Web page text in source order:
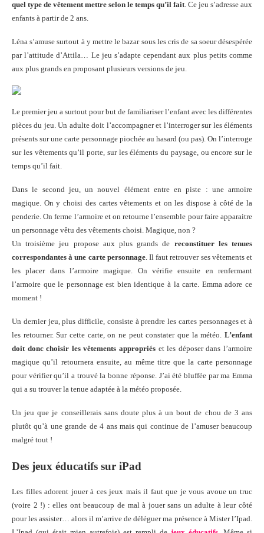
quel type de vêtement mettre selon le temps qu’il fait. Ce jeu s’adresse aux
enfants à partir de 2 ans.
Léna s’amuse surtout à y mettre le bazar sous les cris de sa soeur désespérée
par l’attitude d’Attila… Le jeu s’adapte cependant aux plus petits comme
aux plus grands en proposant plusieurs versions de jeu.
Le premier jeu a surtout pour but de familiariser l’enfant avec les différentes
pièces du jeu. Un adulte doit l’accompagner et l’interroger sur les éléments
présents sur une carte personnage piochée au hasard (ou pas). On l’interroge
sur les vêtements qu’il porte, sur les éléments du paysage, ou encore sur le
temps qu’il fait.
Dans le second jeu, un nouvel élément entre en piste : une armoire
magique. On y choisi des cartes vêtements et on les dispose à côté de la
penderie. On ferme l’armoire et on retourne l’ensemble pour faire apparaitre
un personnage vêtu des vêtements choisi. Magique, non ?
Un troisième jeu propose aux plus grands de reconstituer les tenues
correspondantes à une carte personnage. Il faut retrouver ses vêtements et
les placer dans l’armoire magique. On vérifie ensuite en renfermant
l’armoire que le personnage est bien identique à la carte. Emma adore ce
moment !
Un dernier jeu, plus difficile, consiste à prendre les cartes personnages et à
les retourner. Sur cette carte, on ne peut constater que la météo. L’enfant
doit donc choisir les vêtements appropriés et les déposer dans l’armoire
magique qu’il retournera ensuite, au même titre que la carte personnage
pour vérifier qu’il a trouvé la bonne réponse. J’ai été bluffée par ma Emma
qui a su trouver la tenue adaptée à la météo proposée.
Un jeu que je conseillerais sans doute plus à un bout de chou de 3 ans
plutôt qu’à une grande de 4 ans mais qui continue de l’amuser beaucoup
malgré tout !
Des jeux éducatifs sur iPad
Les filles adorent jouer à ces jeux mais il faut que je vous avoue un truc
(voire 2 !) : elles ont beaucoup de mal à jouer sans un adulte à leur côté
pour les assister… alors il m’arrive de déléguer ma présence à Mister l’Ipad.